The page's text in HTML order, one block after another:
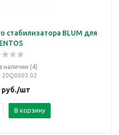
стабилизатора BLUM для
наличии (4)
: 20Q0003.02
руб./шт
В корзину